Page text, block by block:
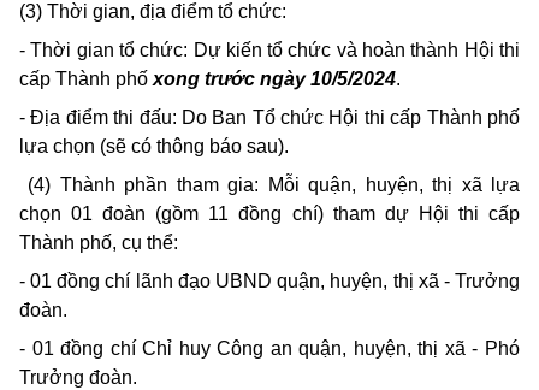
(3) Thời gian, địa điểm tổ chức:
- Thời gian tổ chức: Dự kiến tổ chức và hoàn thành Hội thi
cấp Thành phố xong trước ngày 10/5/2024.
- Địa điểm thi đấu: Do Ban Tổ chức Hội thi cấp Thành phố
lựa chọn (sẽ có thông báo sau).
(4) Thành phần tham gia: Mỗi quận, huyện, thị xã lựa
chọn 01 đoàn (gồm 11 đồng chí) tham dự Hội thi cấp
Thành phố, cụ thể:
- 01 đồng chí lãnh đạo UBND quận, huyện, thị xã - Trưởng
đoàn.
- 01 đồng chí Chỉ huy Công an quận, huyện, thị xã - Phó
Trưởng đoàn.